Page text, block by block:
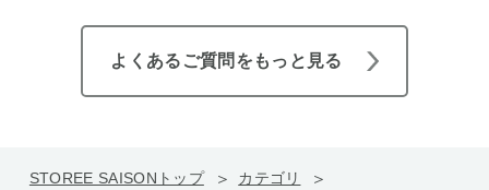
よくあるご質問をもっと見る
STOREE SAISONトップ
カテゴリ